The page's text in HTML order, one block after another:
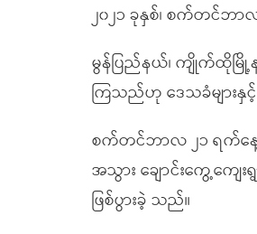
၂၀၂၁ ခုနှစ်၊ စက်တင်ဘာ
မွန်ပြည်နယ်၊ ကျိုက်ထိုမြို့န
ကြသည်ဟု ဒေသခံမျာ
စက်တင်ဘာလ ၂၁ ရက်နေ့
အသွား ချောင်းကွေ့ကျေ
ဖြစ်ပွားခဲ့ သည်။